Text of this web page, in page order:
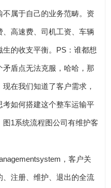
属于自己的业务范畴。资
高速费、司机工资、车辆
的收支平衡。PS：谁都想
盾点无法克服，哈哈，那
在我们知道了客户需求，
如何搭建这个整车运输平
1系统流程图公司有维护客
，客户关
注册、维护、退出的全流